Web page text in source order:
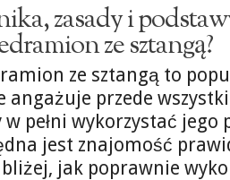
zasady i
ze sztangą?
ze sztangą to
angażuje przede
w pełni wykorzystać jego
jest znajomość
jak poprawnie